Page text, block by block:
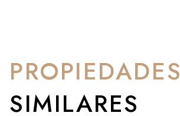
PROPIEDADES
SIMILARES